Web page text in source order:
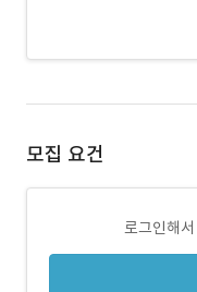
모집 요건
로그인해